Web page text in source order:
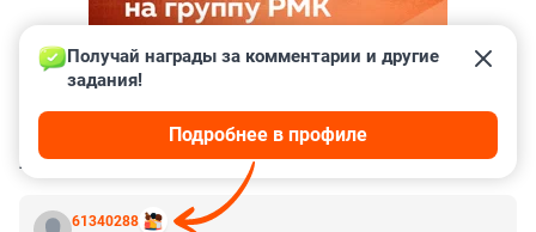
КОММЕНТАРИИ 226
61340288
Получай награды за комментарии и другие
задания!
Подробнее в профиле